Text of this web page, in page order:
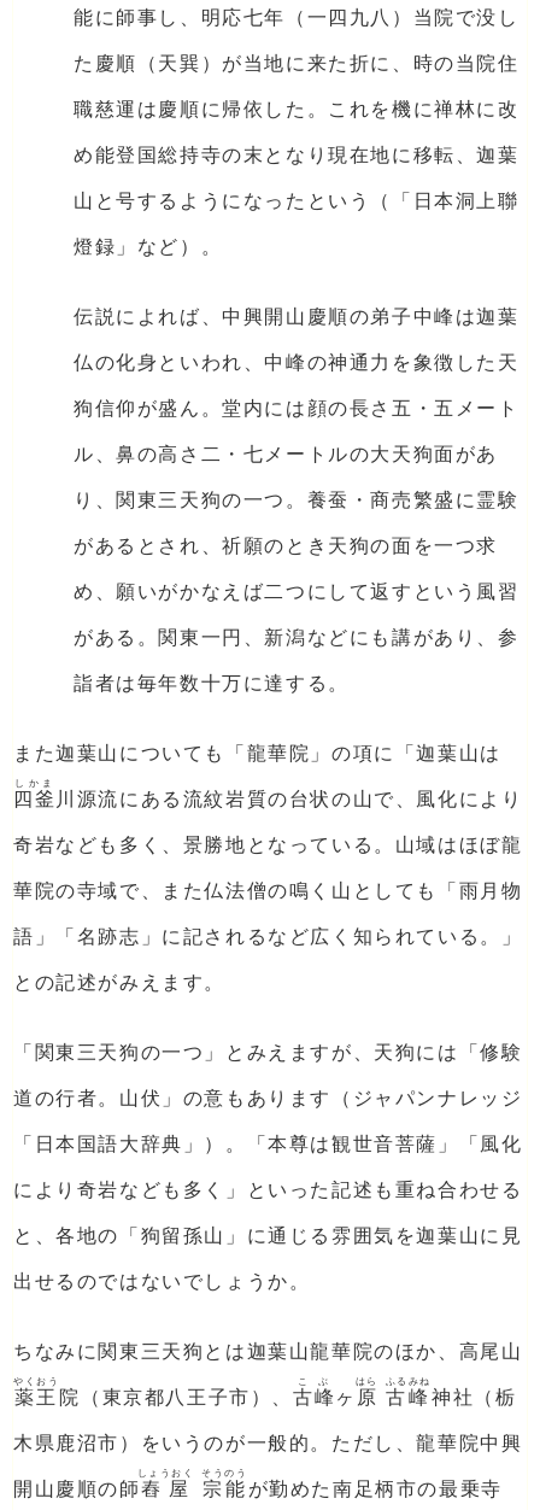
能に師事し、明応七年（一四九八）当院で没し
た慶順（天巽）が当地に来た折に、時の当院住
職慈運は慶順に帰依した。これを機に禅林に改
め能登国総持寺の末となり現在地に移転、迦葉
山と号するようになったという（「日本洞上聯
燈録」など）。
伝説によれば、中興開山慶順の弟子中峰は迦葉
仏の化身といわれ、中峰の神通力を象徴した天
狗信仰が盛ん。堂内には顔の長さ五・五メート
ル、鼻の高さ二・七メートルの大天狗面があ
り、関東三天狗の一つ。養蚕・商売繁盛に霊験
があるとされ、祈願のとき天狗の面を一つ求
め、願いがかなえば二つにして返すという風習
がある。関東一円、新潟などにも講があり、参
詣者は毎年数十万に達する。
また迦葉山についても「龍華院」の項に「迦葉山は
四釜
しかま
川源流にある流紋岩質の台状の山で、風化により
奇岩なども多く、景勝地となっている。山域はほぼ龍
華院の寺域で、また仏法僧の鳴く山としても「雨月物
語」「名跡志」に記されるなど広く知られている。」
との記述がみえます。
「関東三天狗の一つ」とみえますが、天狗には「修験
道の行者。山伏」の意もあります（ジャパンナレッジ
「日本国語大辞典」）。「本尊は観世音菩薩」「風化
により奇岩なども多く」といった記述も重ね合わせる
と、各地の「狗留孫山」に通じる雰囲気を迦葉山に見
出せるのではないでしょうか。
ちなみに関東三天狗とは迦葉山龍華院のほか、高尾山
薬王
やくおう
院（東京都八王子市）、 古峰
こぶ
ヶ 原
はら
古峰
ふるみね
神社（栃
木県鹿沼市）をいうのが一般的。ただし、龍華院中興
開山慶順の師舂屋
しょうおく
宗能
そうのう
が勤めた南足柄市の最乗寺